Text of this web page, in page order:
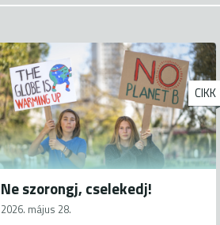
CIKK
Ne szorongj, cselekedj!
2026. május 28.